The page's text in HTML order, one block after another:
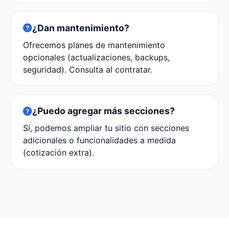
¿Dan mantenimiento?
Ofrecemos planes de mantenimiento
opcionales (actualizaciones, backups,
seguridad). Consulta al contratar.
¿Puedo agregar más secciones?
Sí, podemos ampliar tu sitio con secciones
adicionales o funcionalidades a medida
(cotización extra).